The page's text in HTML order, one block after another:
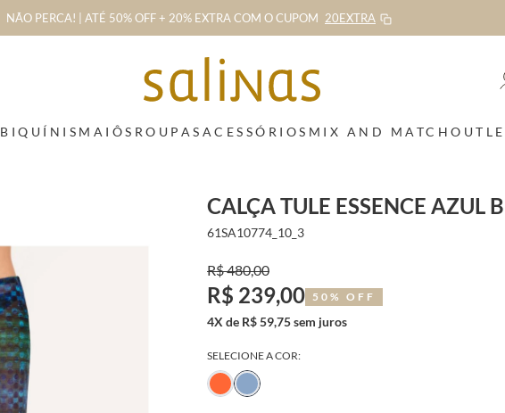
NÃO PERCA! | ATÉ 50% OFF + 20% EXTRA COM O CUPOM 20EXTRA
BIQUÍNIS MAIÔS ROUPAS ACESSÓRIOS MIX AND MATCH
CALÇA TULE ESSENCE AZUL
61SA10774_10_3
R$ 480,00
R$ 239,00 50% OFF
4X de R$ 59,75 sem juros
SELECIONE A COR: